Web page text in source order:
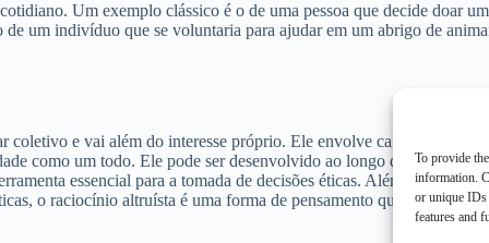
To provide
information.
or unique IDs
features and
Um exemplo clássico é o de uma pessoa que decide doar
um indivíduo que se voluntaria para ajudar em um abrigo de
e vai além do interesse próprio. Ele envolve características
como um todo. Ele pode ser desenvolvido ao longo da vida por
essencial para a tomada de decisões éticas. Além disso, o
o raciocínio altruísta é uma forma de pensamento que pode